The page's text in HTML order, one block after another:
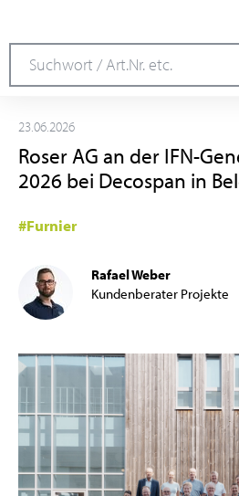
23.06.2026
Roser AG an der IFN-
2026 bei Decospan in
#Furnier
Rafael Weber
Kundenberater Projekte